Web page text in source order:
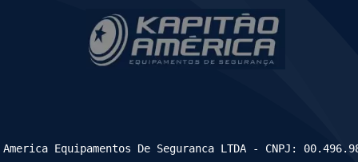
Equipamentos De Seguranca LTDA - CNPJ: